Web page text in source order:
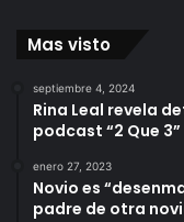
Mas visto
septiembre 4, 2024
Rina Leal revela
podcast “2 Que 3”
enero 27, 2023
Novio es
padre de otra